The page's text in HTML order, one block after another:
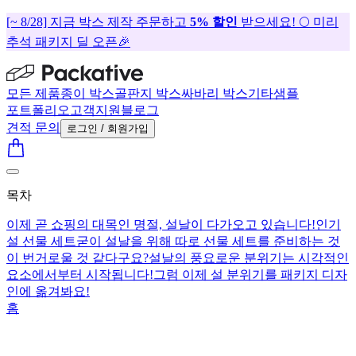
[~ 8/28] 지금 박스 제작 주문하고 5% 할인 받으세요! 🌕 미리
추석 패키지 딜 오픈🎉
모든 제품종이 박스골판지 박스싸바리 박스기타샘플
포트폴리오 고객지원 블로그
견적 문의
로그인 / 회원가입
목차
이제 곧 쇼핑의 대목인 명절, 설날이 다가오고 있습니다!인기
설 선물 세트굳이 설날을 위해 따로 선물 세트를 준비하는 것
이 번거로울 것 같다구요?설날의 풍요로운 분위기는 시각적인
요소에서부터 시작됩니다!그럼 이제 설 분위기를 패키지 디자
인에 옮겨봐요!
홈